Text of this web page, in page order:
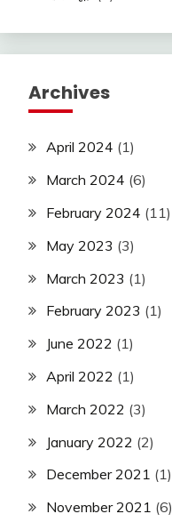
Archives
April 2024 (1)
March 2024 (6)
February 2024 (11)
May 2023 (3)
March 2023 (1)
February 2023 (1)
June 2022 (1)
April 2022 (1)
March 2022 (3)
January 2022 (2)
December 2021 (1)
November 2021 (6)